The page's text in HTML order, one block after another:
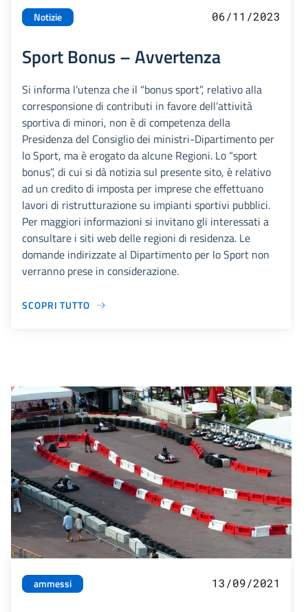
Notizie 06/11/2023
Sport Bonus – Avvertenza
Si informa l’utenza che il “bonus sport”, relativo alla
corresponsione di contributi in favore dell’attività
sportiva di minori, non è di competenza della
Presidenza del Consiglio dei ministri-Dipartimento per
lo Sport, ma è erogato da alcune Regioni. Lo “sport
bonus”, di cui si dà notizia sul presente sito, è relativo
ad un credito di imposta per imprese che effettuano
lavori di ristrutturazione su impianti sportivi pubblici.
Per maggiori informazioni si invitano gli interessati a
consultare i siti web delle regioni di residenza. Le
domande indirizzate al Dipartimento per lo Sport non
verranno prese in considerazione.
SCOPRI TUTTO
ammessi 13/09/2021